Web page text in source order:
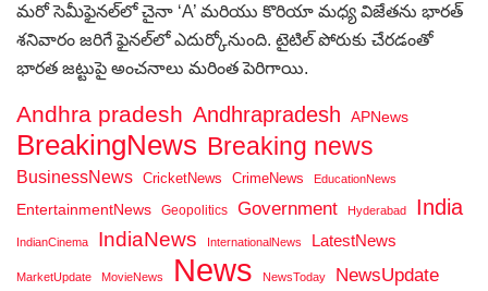
మరో సెమీఫైనల్‌లో చైనా ‘A’ మరియు కొరియా మధ్య విజేతను భారత్
శనివారం జరిగే ఫైనల్‌లో ఎదుర్కోనుంది. టైటిల్ పోరుకు చేరడంతో
భారత జట్టుపై అంచనాలు మరింత పెరిగాయి.
Andhra pradesh Andhrapradesh APNews
BreakingNews Breaking news
BusinessNews CricketNews CrimeNews EducationNews
EntertainmentNews Geopolitics Government Hyderabad India
IndianCinema IndiaNews InternationalNews LatestNews
MarketUpdate MovieNews News NewsToday NewsUpdate